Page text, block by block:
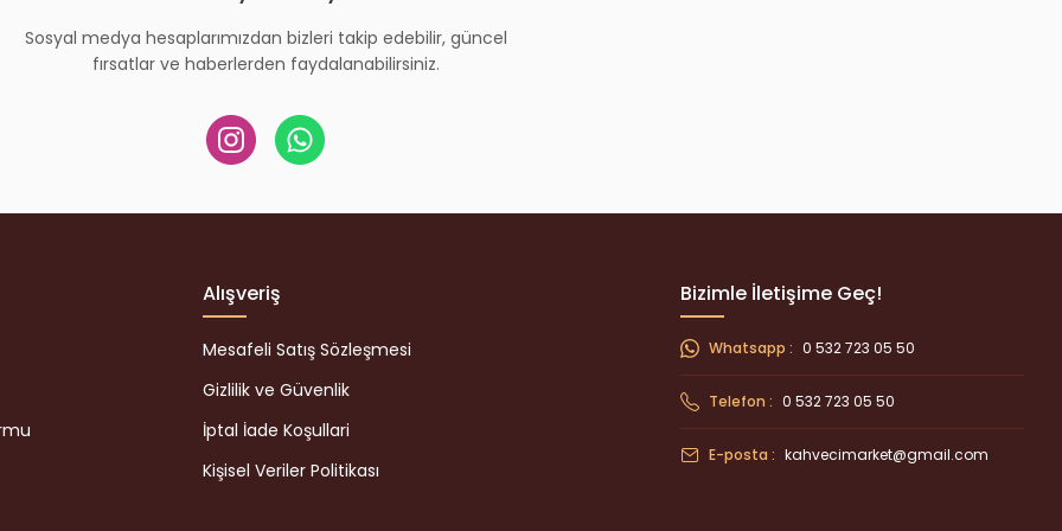
Sosyal medya hesaplarımızdan bizleri takip edebilir, güncel
fırsatlar ve haberlerden faydalanabilirsiniz.
Alışveriş
Mesafeli Satış Sözleşmesi
Gizlilik ve Güvenlik
İptal İade Koşullari
Kişisel Veriler Politikası
Bizimle İletişime Geç!
Whatsapp : 0 532 723 05 50
Telefon : 0 532 723 05 50
E-posta : kahvecimarket@gmail.com